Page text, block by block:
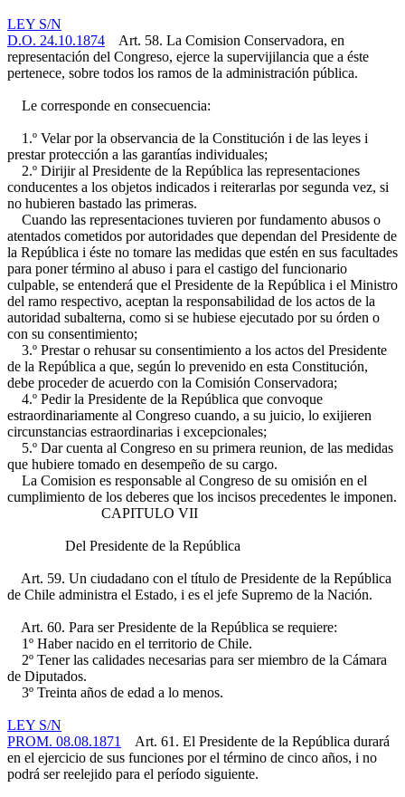
LEY S/N
D.O. 24.10.1874 Art. 58. La Comision Conservadora, en
representación del Congreso, ejerce la supervijilancia que a éste
pertenece, sobre todos los ramos de la administración pública.
Le corresponde en consecuencia:
1.º Velar por la observancia de la Constitución i de las leyes i
prestar protección a las garantías individuales;
2.º Dirijir al Presidente de la República las representaciones
conducentes a los objetos indicados i reiterarlas por segunda vez, si
no hubieren bastado las primeras.
Cuando las representaciones tuvieren por fundamento abusos o
atentados cometidos por autoridades que dependan del Presidente de
la República i éste no tomare las medidas que estén en sus facultades
para poner término al abuso i para el castigo del funcionario
culpable, se entenderá que el Presidente de la República i el Ministro
del ramo respectivo, aceptan la responsabilidad de los actos de la
autoridad subalterna, como si se hubiese ejecutado por su órden o
con su consentimiento;
3.º Prestar o rehusar su consentimiento a los actos del Presidente
de la República a que, según lo prevenido en esta Constitución,
debe proceder de acuerdo con la Comisión Conservadora;
4.º Pedir la Presidente de la República que convoque
estraordinariamente al Congreso cuando, a su juicio, lo exijieren
circunstancias estraordinarias i excepcionales;
5.º Dar cuenta al Congreso en su primera reunion, de las medidas
que hubiere tomado en desempeño de su cargo.
La Comision es responsable al Congreso de su omisión en el
cumplimiento de los deberes que los incisos precedentes le imponen.
CAPITULO VII
Del Presidente de la República
Art. 59. Un ciudadano con el título de Presidente de la República
de Chile administra el Estado, i es el jefe Supremo de la Nación.
Art. 60. Para ser Presidente de la República se requiere:
1º Haber nacido en el territorio de Chile.
2º Tener las calidades necesarias para ser miembro de la Cámara
de Diputados.
3º Treinta años de edad a lo menos.
LEY S/N
PROM. 08.08.1871
Art. 61. El Presidente de la República durará
en el ejercicio de sus funciones por el término de cinco años, i no
podrá ser reelejido para el período siguiente.